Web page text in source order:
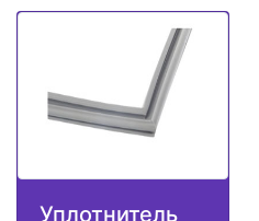
Уплотнитель